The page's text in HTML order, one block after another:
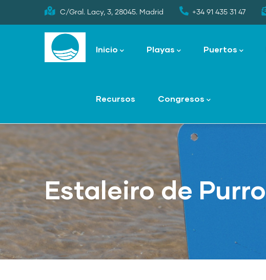
to
C/Gral. Lacy, 3, 28045. Madrid +34 91 435 31 47
navigation
Inicio Playas Puertos
Recursos Congresos
Estaleiro de Purro